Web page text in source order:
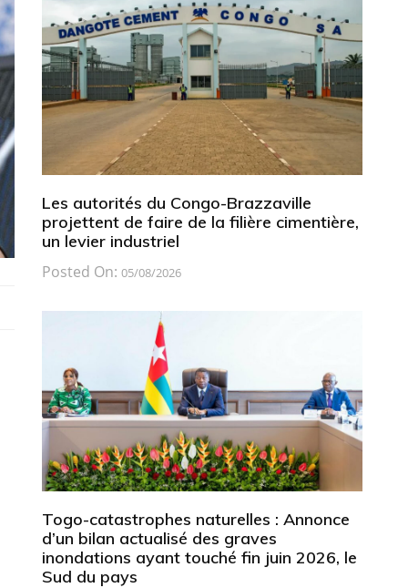
Les autorités du Congo-Brazzaville
projettent de faire de la filière cimentière,
un levier industriel
Posted On: 05/08/2026
Togo-catastrophes naturelles : Annonce
d’un bilan actualisé des graves
inondations ayant touché fin juin 2026, le
Sud du pays